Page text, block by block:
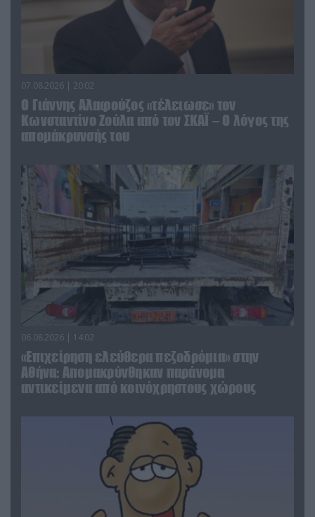
07.08.2026 | 20:02
Ο Γιάννης Αλαφούζος «τέλειωσε» τον
Κωνσταντίνο Ζούλα από τον ΣΚΑΪ – Ο λόγος της
απομάκρυνσής του
06.08.2026 | 14:02
«Επιχείρηση ελεύθερα πεζοδρόμια» στην
Αθήνα: Απομακρύνθηκαν παράνομα
αντικείμενα από κοινόχρηστους χώρους